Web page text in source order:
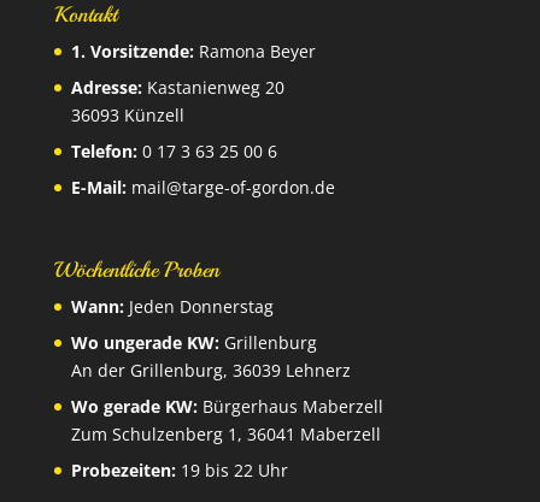
Kontakt
1. Vorsitzende:Ramona Beyer
Adresse:Kastanienweg 20
36093 Künzell
Telefon:0 17 3 63 25 00 6
E-Mail: mail@targe-of-gordon.de
Wöchentliche Proben
Wann:Jeden Donnerstag
Wo ungerade KW:Grillenburg
An der Grillenburg, 36039 Lehnerz
Wo gerade KW:Bürgerhaus Maberzell
Zum Schulzenberg 1, 36041 Maberzell
Probezeiten:19 bis 22 Uhr